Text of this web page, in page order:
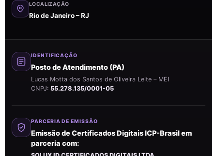
LOCALIZAÇÃO
Rio de Janeiro – RJ
IDENTIFICAÇÃO
Posto de Atendimento (PA)
Lucas Motta dos Santos de Oliveira Leite – MEI
CNPJ: 55.278.135/0001-05
PARCERIA DE EMISSÃO
Emissão de Certificados Digitais ICP-Brasil em
parceria com: